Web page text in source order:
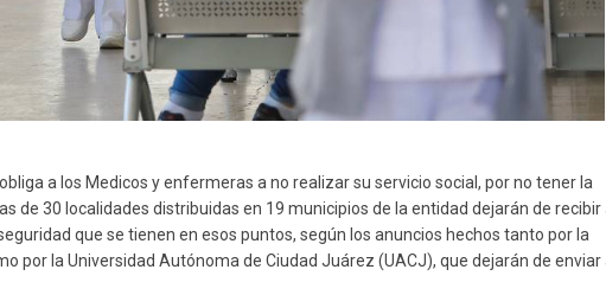
a los Medicos y enfermeras a no realizar su servicio social, por no tener la
de 30 localidades distribuidas en 19 municipios de la entidad dejarán de recibir
que se tienen en esos puntos, según los anuncios hechos tanto por la
por la Universidad Autónoma de Ciudad Juárez (UACJ), que dejarán de enviar